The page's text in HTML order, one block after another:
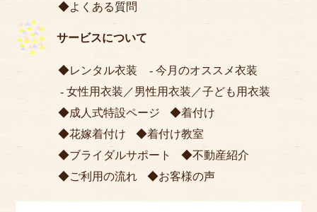
よくある質問
サービスについて
レンタル衣装
今月のオススメ衣装
女性用衣装 ／男性用衣装 ／子ども用衣装
成人式特設ページ
着付け
花嫁着付け
着付け教室
ブライダルサポート
不動産紹介
ご利用の流れ
お客様の声